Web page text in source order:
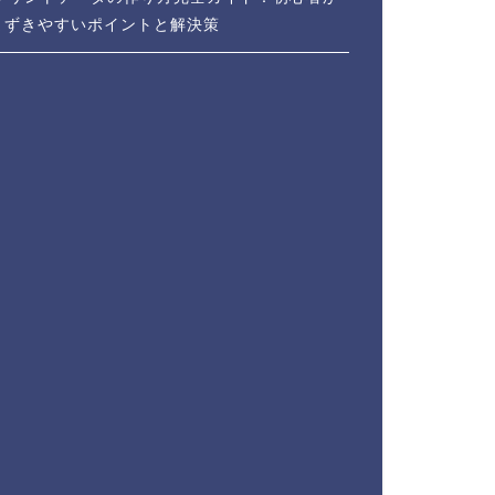
ずきやすいポイントと解決策